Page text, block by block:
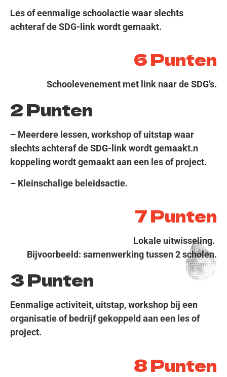
Les of eenmalige schoolactie waar slechts
achteraf de SDG-link wordt gemaakt.
6 Punten
Schoolevenement met link naar de SDG’s.
2 Punten
– Meerdere lessen, workshop of uitstap waar
slechts achteraf de SDG-link wordt gemaakt.n
koppeling wordt gemaakt aan een les of project.
– Kleinschalige beleidsactie.
7 Punten
Lokale uitwisseling.
Bijvoorbeeld: samenwerking tussen 2 scholen.
3 Punten
Eenmalige activiteit, uitstap, workshop bij een
organisatie of bedrijf gekoppeld aan een les of
project.
8 Punten